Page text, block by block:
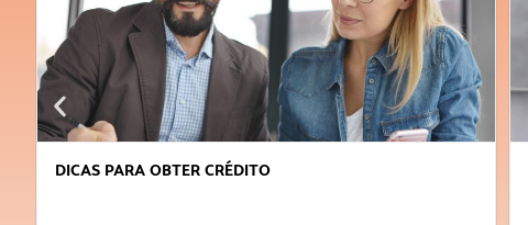
FAÇA A DIFERENÇA: SEJA SUSTENTÁVEL, SEJA